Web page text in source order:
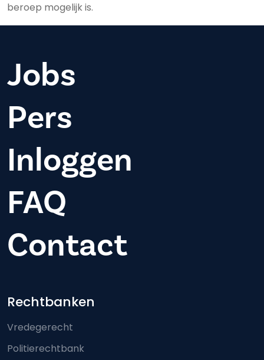
beroep mogelijk is.
Jobs
Pers
Inloggen
FAQ
Contact
Footer-menu
Rechtbanken
Vredegerecht
Politierechtbank